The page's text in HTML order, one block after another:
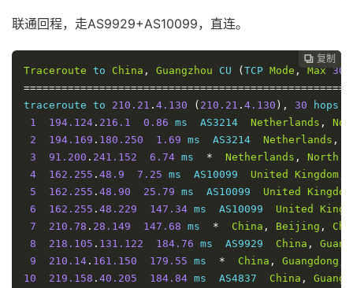
traceroute to 180.149. 128.9 ( 180.149
Netherlands,
ms
Kingdom
Beijing
Beijing
China
联通回程，走AS9929+AS10099，直连。
 复制
 复制
 复制
 复制
Traceroute to China , Guangzhou CU (TCP Mode , Max 30
traceroute to 210.21 . 4.130 ( 210.21 . 4.130 ), 30 hops
1
194.124 . 216.1 0.86 ms  AS3214 Netherlands ,
2
194.169 . 180.250 1.69 ms  AS3214 Netherlands ,
3
91.200 . 241.152 6.74 ms * Netherlands , North
4
162.255 . 48.9 7.25 ms  AS10099 United Kingdom
5
162.255 . 48.90 25.79 ms  AS10099 United Kingdom
6
162.255 . 48.229 147.34 ms  AS10099 United
7
210.78 . 28.149 147.68 ms * China , Beijing ,
8
218.105 . 131.122 184.76 ms  AS9929 China ,
9
210.14 . 161.150 179.55 ms * China , Guangdong
10
219.158 . 40.205 184.84 ms  AS4837 China ,